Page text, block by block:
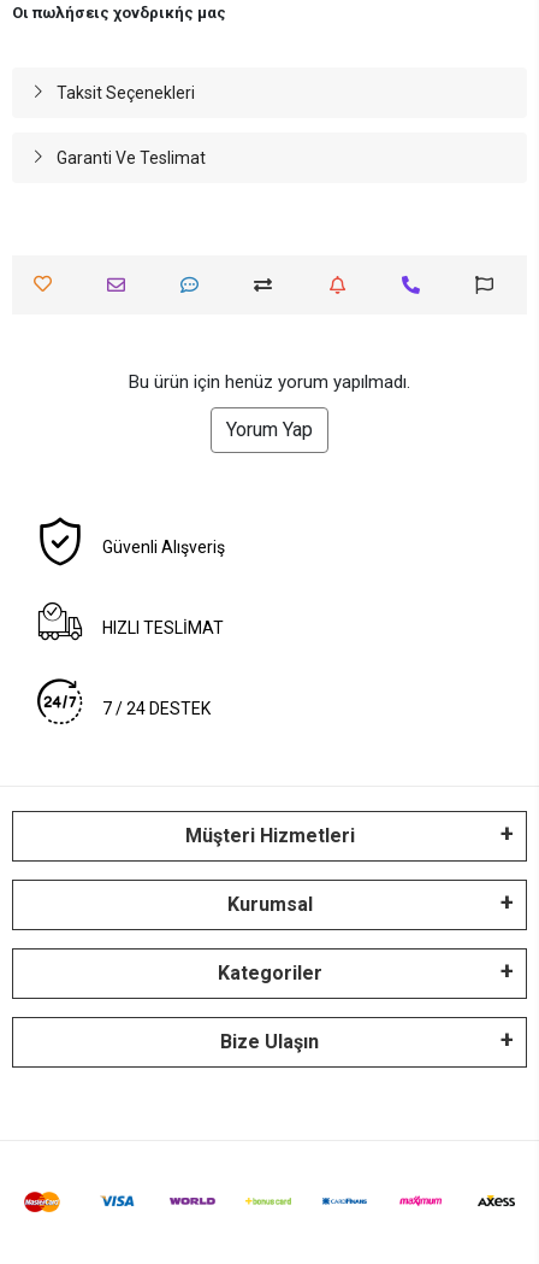
Οι πωλήσεις χονδρικής μας
Taksit Seçenekleri
Garanti Ve Teslimat
Bu ürün için henüz yorum yapılmadı.
Yorum Yap
Güvenli Alışveriş
HIZLI TESLİMAT
7 / 24 DESTEK
Müşteri Hizmetleri
Kurumsal
Kategoriler
Bize Ulaşın